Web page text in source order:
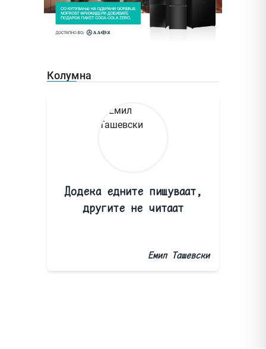
Колумна
Додека едните пишуваат,
другите не читаат
Емил Ташевски